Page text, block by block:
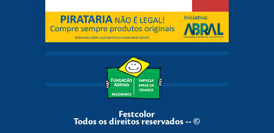
Festcolor
Todos os direitos reservados -- ©